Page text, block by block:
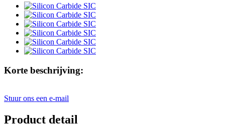
Korte beschrijving:
Stuur ons een e-mail
Product detail